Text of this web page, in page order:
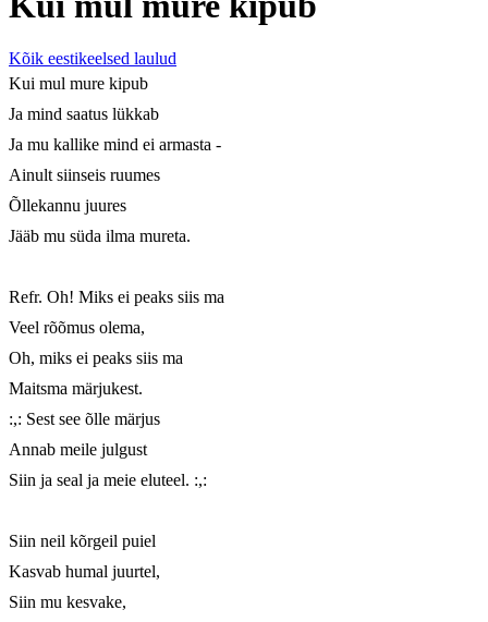
Kõik eestikeelsed laulud
Kui mul mure kipub
Ja mind saatus lükkab
Ja mu kallike mind ei armasta -
Ainult siinseis ruumes
Õllekannu juures
Jääb mu süda ilma mureta.
Refr. Oh! Miks ei peaks siis ma
Veel rõõmus olema,
Oh, miks ei peaks siis ma
Maitsma märjukest.
:,: Sest see õlle märjus
Annab meile julgust
Siin ja seal ja meie eluteel. :,:
Siin neil kõrgeil puiel
Kasvab humal juurtel,
Siin mu kesvake,